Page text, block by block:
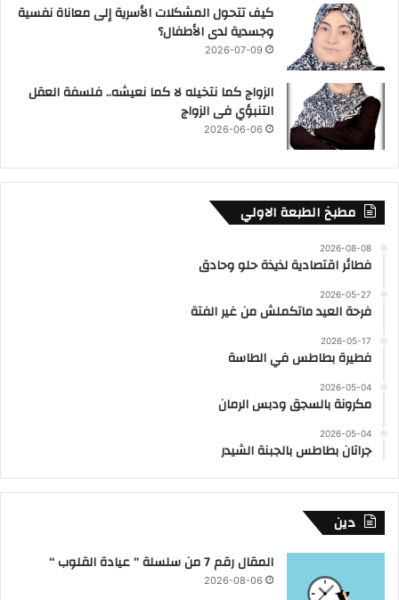
كيف تتحول المشكلات الأسرية إلى معاناة نفسية
وجسدية لدى الأطفال؟
2026-07-09
الزواج كما نتخيله لا كما نعيشه.. فلسفة العقل
التنبؤي فى الزواج
2026-06-06
مطبخ الطبعة الاولي
2026-08-08
فطائر اقتصادية لذيذة حلو وحادق
2026-05-27
فرحة العيد ماتكملش من غير الفتة
2026-05-17
فطيرة بطاطس في الطاسة
2026-05-04
مكرونة بالسجق ودبس الرمان
2026-05-04
جراتان بطاطس بالجبنة الشيدر
دين
المقال رقم 7 من سلسلة ” عيادة القلوب “
2026-08-06